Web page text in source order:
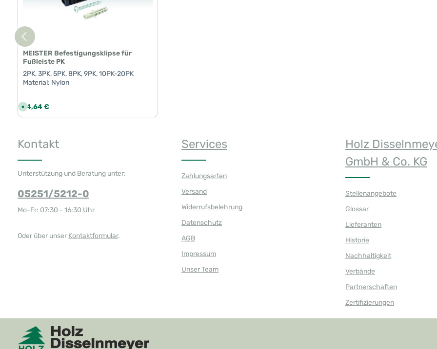
MEISTER Befestigungsklipse für
Fußleiste PK
2PK, 3PK, 5PK, 8PK, 9PK, 10PK-20PK
Material: Nylon
Regulärer Preis:
S
o
f
v
e
f
g
b
,
L
e
z
14,64 €
Kontakt
Unterstützung und Beratung unter:
05251/5212-0
Mo-Fr: 07:30 - 16:30 Uhr
Oder über unser Kontaktformular.
Services
Zahlungsarten
Versand
Widerrufsbelehrung
Datenschutz
AGB
Impressum
Unser Team
Holz
GmbH & Co. KG
Stellenangebote
Glossar
Lieferanten
Historie
Nachhaltigkeit
Verbände
Partnerschaften
Zertifizierungen